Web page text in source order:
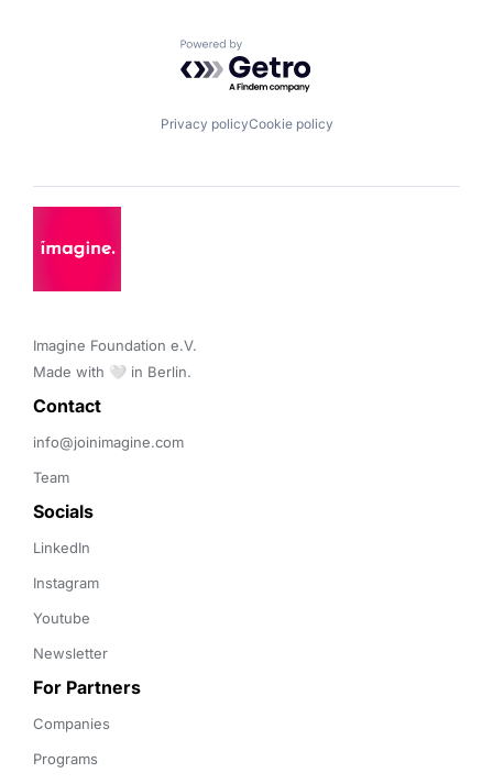
Powered by Getro.com
Privacy policyCookie policy
Imagine Foundation e.V.
Made with 🤍 in Berlin.
Contact
info@joinimagine.com
Team
Socials
LinkedIn
Instagram
Youtube
Newsletter
For Partners
Companies
Programs